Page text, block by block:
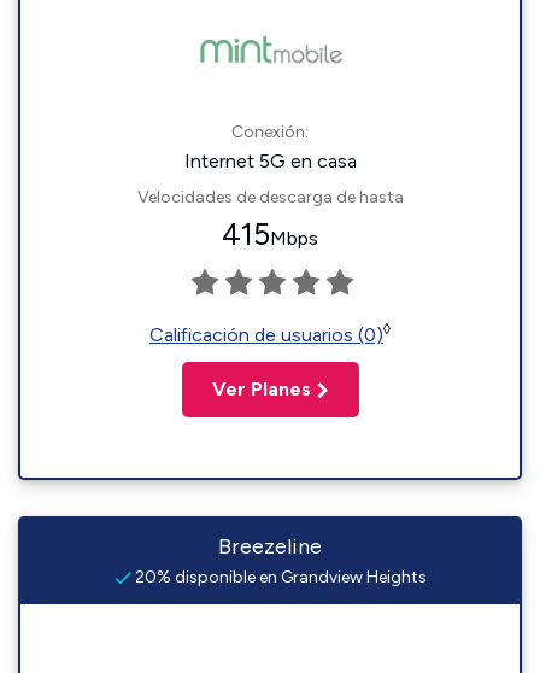
Conexión:
Internet 5G en casa
Velocidades de descarga de hasta
415Mbps
Calificación de usuarios (0)◊
Ver Planes
Breezeline
20% disponible en Grandview Heights